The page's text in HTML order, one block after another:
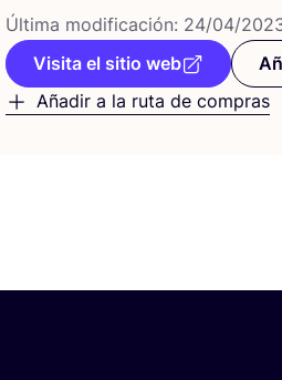
Últi­ma modi­fi­ca­ción: 24/04/
Visita el sitio web
Añadir a la ruta de compras